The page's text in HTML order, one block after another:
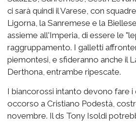
ci sarà quindi il Varese, con
Ligorna, la Sanremese e la
assieme all'Imperia, di essere le
raggruppamento. I galletti
piemontesi, e sfideranno anche il
Derthona, entrambe ripescate.
I biancorossi intanto devono fare
occorso a Cristiano Podestà,
novembre. Il ds Tony Isoldi